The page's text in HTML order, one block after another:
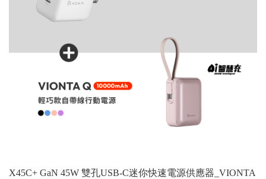
X45C+ GaN 45W 雙孔USB-C迷你快速電源供應器_VIONTA